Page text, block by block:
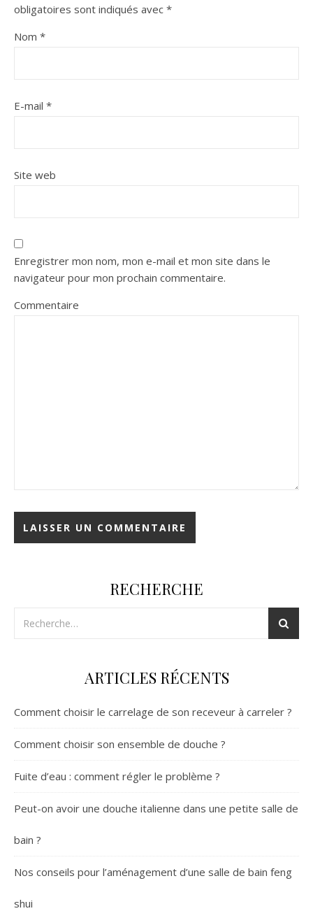
obligatoires sont indiqués avec *
Nom *
E-mail *
Site web
Enregistrer mon nom, mon e-mail et mon site dans le
navigateur pour mon prochain commentaire.
Commentaire
RECHERCHE
ARTICLES RÉCENTS
Comment choisir le carrelage de son receveur à carreler ?
Comment choisir son ensemble de douche ?
Fuite d’eau : comment régler le problème ?
Peut-on avoir une douche italienne dans une petite salle de
bain ?
Nos conseils pour l’aménagement d’une salle de bain feng
shui